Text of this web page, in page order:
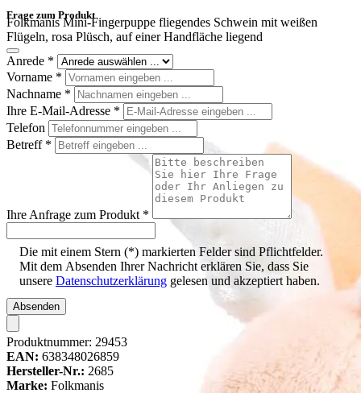
Folkmanis Mini-Fingerpuppe fliegendes Schwein mit weißen
Flügeln, rosa Plüsch, auf einer Handfläche liegend
Frage zum Produkt
Anrede *
Vorname *
Nachname *
Ihre E-Mail-Adresse *
Telefon
Betreff *
Ihre Anfrage zum Produkt *
Die mit einem Stern (*) markierten Felder sind Pflichtfelder.
Mit dem Absenden Ihrer Nachricht erklären Sie, dass Sie
unsere Datenschutzerklärung gelesen und akzeptiert haben.
Absenden
Produktnummer: 29453
EAN: 638348026859
Hersteller-Nr.: 2685
Marke: Folkmanis